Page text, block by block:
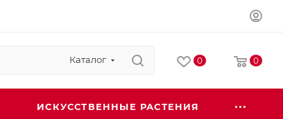
Каталог 0 0
ИСКУССТВЕННЫЕ РАСТЕНИЯ